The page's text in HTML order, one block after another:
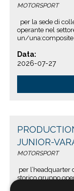
MOTORSPORT
per la sede di
operante nel
un/una:composite
Data:
2026-07-27
JUNIOR-
MOTORSPORT
per
storico gruppo